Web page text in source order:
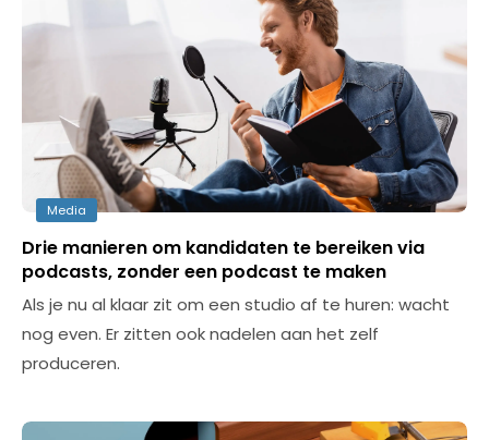
Media
Drie manieren om kandidaten te bereiken via
podcasts, zonder een podcast te maken
Als je nu al klaar zit om een studio af te huren: wacht
nog even. Er zitten ook nadelen aan het zelf
produceren.